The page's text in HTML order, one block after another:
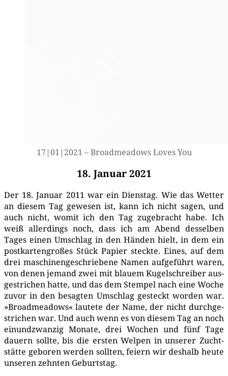
17|01|2021 – Broad­me­a­dows Loves You
18. Januar 2021
Der 18. Janu­ar 2011 war ein Diens­tag. Wie das Wet­ter
an die­sem Tag gewe­sen ist, kann ich nicht sagen, und
auch nicht, womit ich den Tag zuge­bracht habe. Ich
weiß aller­dings noch, dass ich am Abend des­sel­ben
Tages einen Umschlag in den Hän­den hielt, in dem ein
post­kar­ten­gro­ßes Stück Papier steck­te. Eines, auf dem
drei maschi­nen­ge­schrie­be­ne Namen auf­ge­führt waren,
von denen jemand zwei mit blau­em Kugel­schrei­ber aus­
ge­stri­chen hat­te, und das dem Stem­pel nach eine Woche
zuvor in den besag­ten Umschlag gesteckt wor­den war.
»Broad­me­a­dows« lau­te­te der Name, der nicht durch­ge­
stri­chen war. Und auch wenn es von die­sem Tag an noch
ein­und­zwan­zig Mona­te, drei Wochen und fünf Tage
dau­ern soll­te, bis die ers­ten Wel­pen in unse­rer Zucht­
stät­te gebo­ren wer­den soll­ten, fei­ern wir des­halb heu­te
unse­ren zehn­ten Geburtstag.